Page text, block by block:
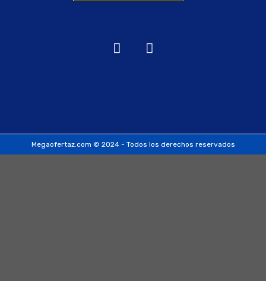
Megaofertaz.com © 2024 - Todos los derechos reservados